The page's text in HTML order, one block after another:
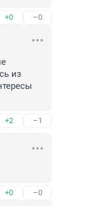
+0 –0
из
+2 –1
+0 –0